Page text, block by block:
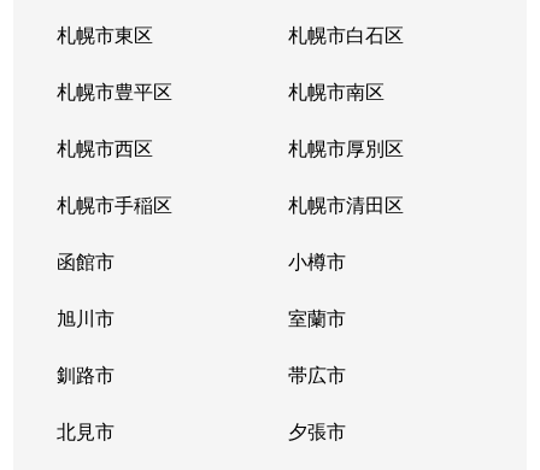
月寒東２条
福住
月寒東３条
月寒中央
月寒東４条
月寒中央
月寒東４条
南郷7丁目
月寒東５条
南郷7丁目
豊平２条
東札幌
豊平２条
東札幌
豊平３条
学園前(札幌)
札幌市東区 札幌市白石区
札幌市豊平区 札幌市南区
札幌市西区 札幌市厚別区
札幌市手稲区 札幌市清田区
函館市 小樽市
旭川市 室蘭市
釧路市 帯広市
北見市 夕張市